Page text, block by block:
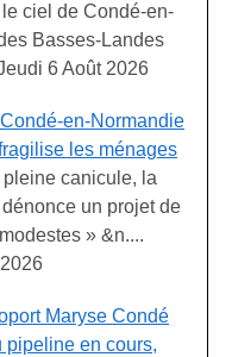
ciel de Condé-en-
Basses-Landes
6 Août 2026
en-Normandie
les ménages
canicule, la
un projet de
» &n....
Maryse Condé
pipeline en cours,